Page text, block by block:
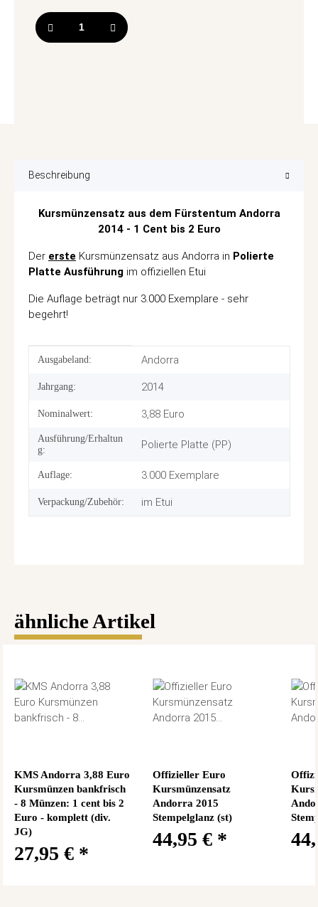
Beschreibung
Kursmünzensatz aus dem Fürstentum Andorra
2014 - 1 Cent bis 2 Euro
Der erste Kursmünzensatz aus Andorra in Polierte
Platte Ausführung im offiziellen Etui
Die Auflage beträgt nur 3.000 Exemplare - sehr
begehrt!
Produkteigenschaft
Wert
Ausgabeland: Andorra
Jahrgang: 2014
Nominalwert: 3,88 Euro
Ausführung/Erhaltun
g:
Polierte Platte (PP)
Auflage: 3.000 Exemplare
Verpackung/Zubehör: im Etui
ähnliche Artikel
KMS Andorra 3,88 Euro
Kursmünzen bankfrisch
- 8 Münzen: 1 cent bis 2
Euro - komplett (div.
JG)
27,95 € *
Offizieller Euro
Kursmünzensatz
Andorra 2015
Stempelglanz (st)
44,95 € *